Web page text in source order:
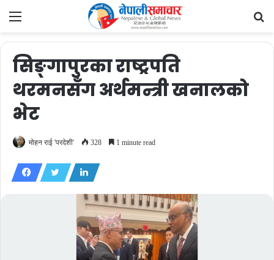
Menu
सिङ्गापुरका राष्ट्रपति
थरमनसँग अर्थमन्त्री खनालको
भेट
मोहन राई 'परदेशी' 328 1 minute read